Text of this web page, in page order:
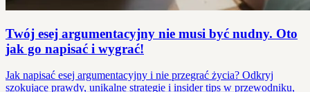
Twój esej argumentacyjny nie musi być nudny. Oto
jak go napisać i wygrać!
Jak napisać esej argumentacyjny i nie przegrać życia? Odkryj
szokujące prawdy, unikalne strategie i insider tips w przewodniku,